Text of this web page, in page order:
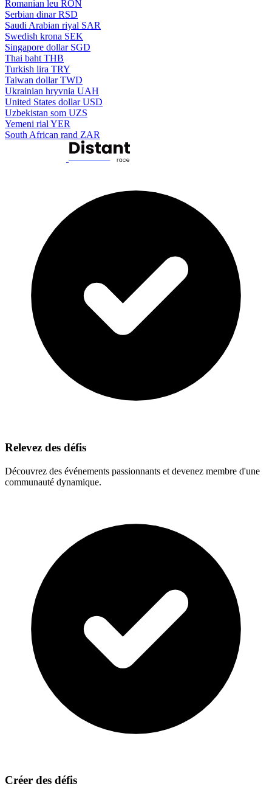
Romanian leu RON
Serbian dinar RSD
Saudi Arabian riyal SAR
Swedish krona SEK
Singapore dollar SGD
Thai baht THB
Turkish lira TRY
Taiwan dollar TWD
Ukrainian hryvnia UAH
United States dollar USD
Uzbekistan som UZS
Yemeni rial YER
South African rand ZAR
Relevez des défis
Découvrez des événements passionnants et devenez membre d'une
communauté dynamique.
Créer des défis